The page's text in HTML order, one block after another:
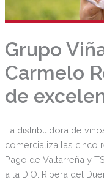
Grupo
Carmelo
de
La distribuidora de
comercializa las cinco
Pago de Valtarreña y
a la D.O. Ribera del